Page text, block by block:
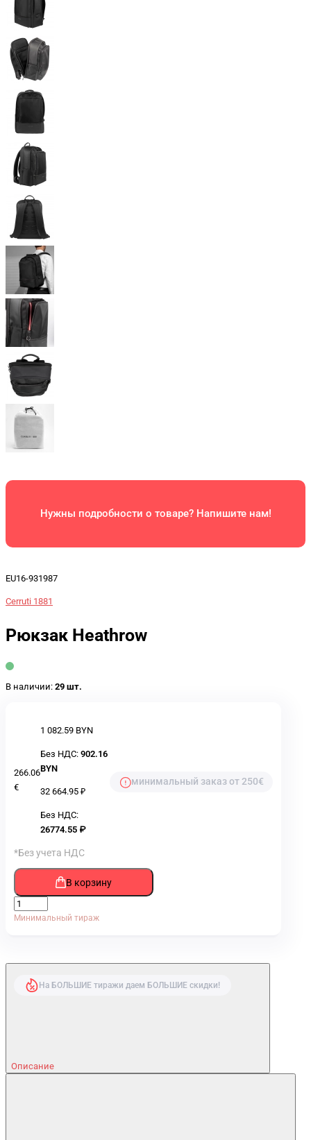
Нужны подробности о товаре? Напишите нам!
EU16-931987
Cerruti 1881
Рюкзак Heathrow
В наличии: 29 шт.
266.06
€
1 082.59 BYN
Без НДС:902.16
BYN
32 664.95 ₽
Без НДС:
26774.55 ₽
минимальный заказ от 250€
*Без учета НДС
В корзину
Минимальный тираж
На БОЛЬШИЕ тиражи даем БОЛЬШИЕ скидки!
Описание